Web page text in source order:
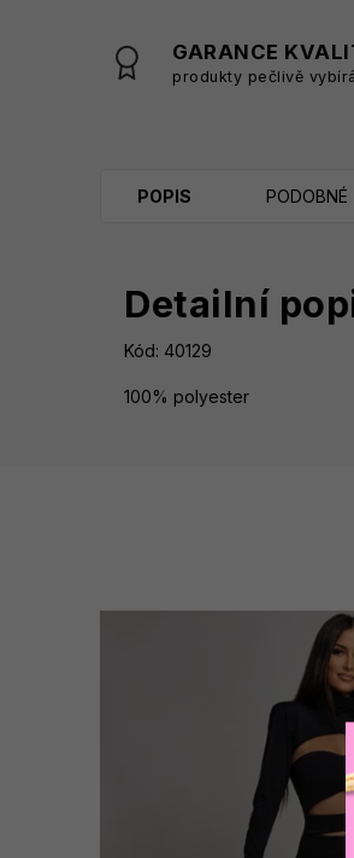
GARANCE
produkty pečlivě
POPIS PODOBNÉ
Detailní
Kód: 40129
100% polyester